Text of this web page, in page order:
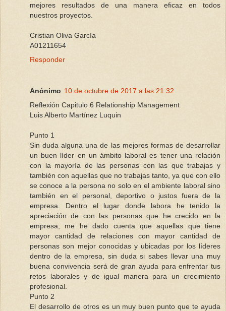
mejores resultados de una manera eficaz en todos
nuestros proyectos.
Cristian Oliva García
A01211654
Responder
Anónimo 10 de octubre de 2017 a las 21:32
Reflexión Capitulo 6 Relationship Management
Luis Alberto Martínez Luquin
Punto 1
Sin duda alguna una de las mejores formas de desarrollar
un buen líder en un ámbito laboral es tener una relación
con la mayoría de las personas con las que trabajas y
también con aquellas que no trabajas tanto, ya que con ello
se conoce a la persona no solo en el ambiente laboral sino
también en el personal, deportivo o justos fuera de la
empresa. Dentro el lugar donde labora he tenido la
apreciación de con las personas que he crecido en la
empresa, me he dado cuenta que aquellas que tiene
mayor cantidad de relaciones con mayor cantidad de
personas son mejor conocidas y ubicadas por los líderes
dentro de la empresa, sin duda si sabes llevar una muy
buena convivencia será de gran ayuda para enfrentar tus
retos laborales y de igual manera para un crecimiento
profesional.
Punto 2
El desarrollo de otros es un muy buen punto que te ayuda